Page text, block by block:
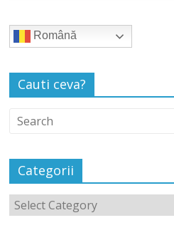
Română
Cauti ceva?
Categorii